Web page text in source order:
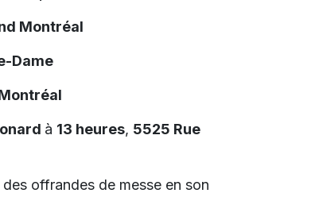
Montréal
Dame
à 13 heures, 5525 Rue
offrandes de messe en son